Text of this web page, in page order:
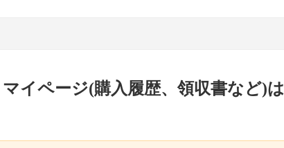
マイページ(購入履歴、領収書など)は